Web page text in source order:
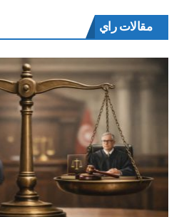
مقالات راي